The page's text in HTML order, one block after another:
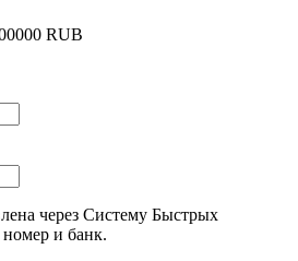
RUB
через Систему Быстрых
и банк.